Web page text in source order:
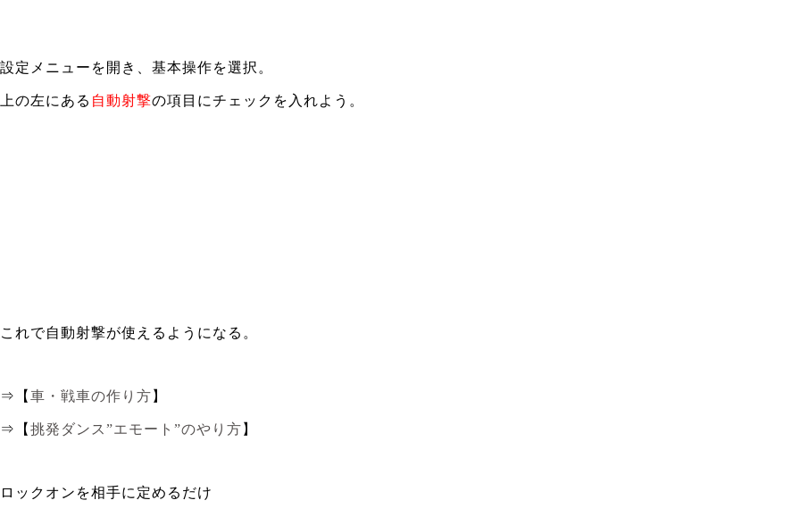
設定メニューを開き、基本操作を選択。
上の左にある 自動射撃の項目にチェックを入れよう。
これで自動射撃が使えるようになる。
⇒【 車・戦車の作り方 】
⇒【 挑発ダンス”エモート”のやり方 】
ロックオンを相手に定めるだけ